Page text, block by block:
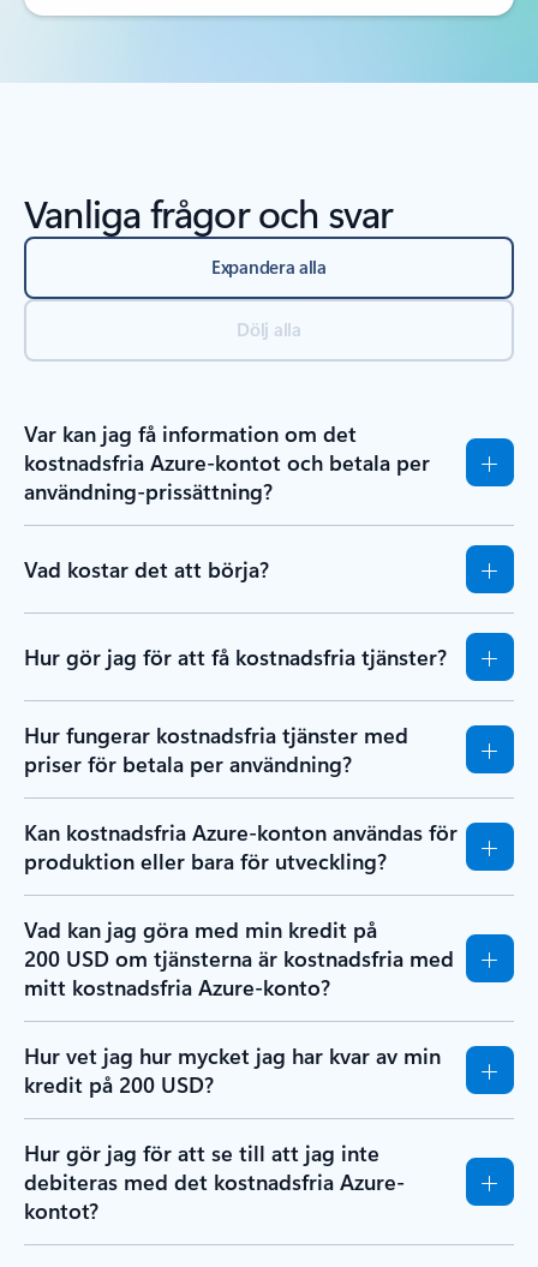
Vanliga frågor och svar
Expandera alla
Dölj alla
Var kan jag få information om det
kostnadsfria Azure-kontot och betala per
användning-prissättning?
Vad kostar det att börja?
Hur gör jag för att få kostnadsfria tjänster?
Hur fungerar kostnadsfria tjänster med
priser för betala per användning?
Kan kostnadsfria Azure-konton användas för
produktion eller bara för utveckling?
Vad kan jag göra med min kredit på
200 USD om tjänsterna är kostnadsfria med
mitt kostnadsfria Azure-konto?
Hur vet jag hur mycket jag har kvar av min
kredit på 200 USD?
Hur gör jag för att se till att jag inte
debiteras med det kostnadsfria Azure-
kontot?